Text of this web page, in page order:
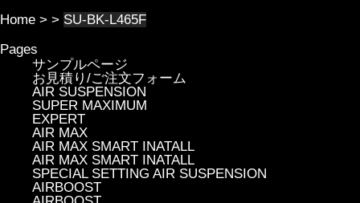
Home > > SU-BK-L465F
Pages
サンプルページ
お見積り/ご注文フォーム
AIR SUSPENSION
SUPER MAXIMUM
EXPERT
AIR MAX
AIR MAX SMART INATALL
AIR MAX SMART INATALL
SPECIAL SETTING AIR SUSPENSION
AIRBOOST